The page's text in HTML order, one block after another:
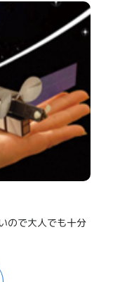
ので大人でも十分